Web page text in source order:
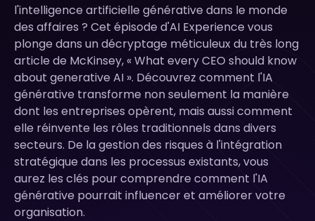
l'intelligence artificielle générative dans le monde
des affaires ? Cet épisode d'AI Experience vous
plonge dans un décryptage méticuleux du très long
article de McKinsey, « What every CEO should know
about generative AI ». Découvrez comment l'IA
générative transforme non seulement la manière
dont les entreprises opèrent, mais aussi comment
elle réinvente les rôles traditionnels dans divers
secteurs. De la gestion des risques à l'intégration
stratégique dans les processus existants, vous
aurez les clés pour comprendre comment l'IA
générative pourrait influencer et améliorer votre
organisation.